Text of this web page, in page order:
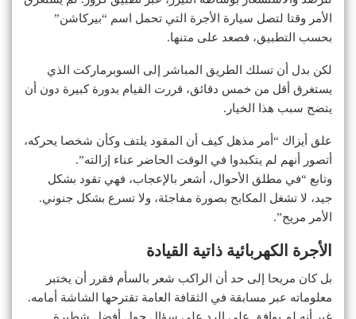
الأمر وقتا لتصل سيارة الأجرة التي تحمل اسم “بيركاشن”
بحسب التطبيق، فصعد على متنها.
لكن بدل أن تسلك الطريق المباشر إلى السوبرماركت الذي
يستغرق أقل من خمس دقائق، قررت القيام بدورة كبيرة دون أن
يتضح سبب هذا الخيار.
علق أيزاك “أمر مذهل كيف أن المقود يلتف وكأن شخصا يحركه،
أتصور أنهم لم يتكبدوا في الوقت الحاضر عناء إزالته”.
وتابع “في مطلق الأحوال، أشعر بالإعجاب، فهي تقود بشكل
جيد، لا تشغل المكابح بصورة مفاجئة، ولا تسرع بشكل جنوني.
الأمر مريح”.
الأجرة الكهربائية ذاتية القيادة
بل كان مريحا إلى حد أن الراكب شعر بالسأم فقرر أن يختبر
معلوماته عبر مسابقة في الثقافة العامة تقترحها الشاشة أمامه.